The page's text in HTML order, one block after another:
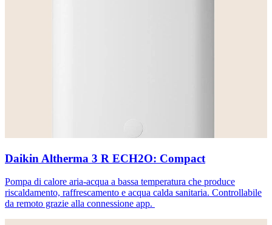
Daikin Altherma 3 R ECH2O: Compact
Pompa di calore aria-acqua a bassa temperatura che produce
riscaldamento, raffrescamento e acqua calda sanitaria. Controllabile
da remoto grazie alla connessione app.